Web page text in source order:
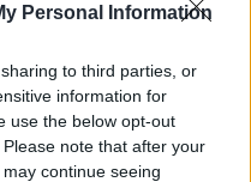
Personal Information
to third parties, or
information for
use the below opt-out
note that after your
continue seeing
estrangeiro e
do crescimento da